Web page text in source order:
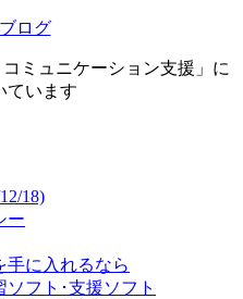
ログ
ミュニケーション支援」に
ています
18)
ー
手に入れるなら
フト･支援ソフト